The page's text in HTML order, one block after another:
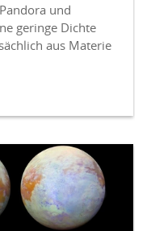
und
geringe Dichte
aus Materie